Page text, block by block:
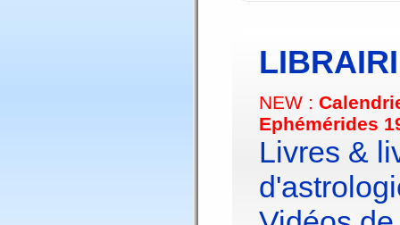
NEW :
Ephémérides
Livres &